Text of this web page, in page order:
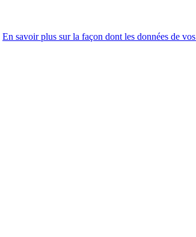
En savoir plus sur la façon dont les données de